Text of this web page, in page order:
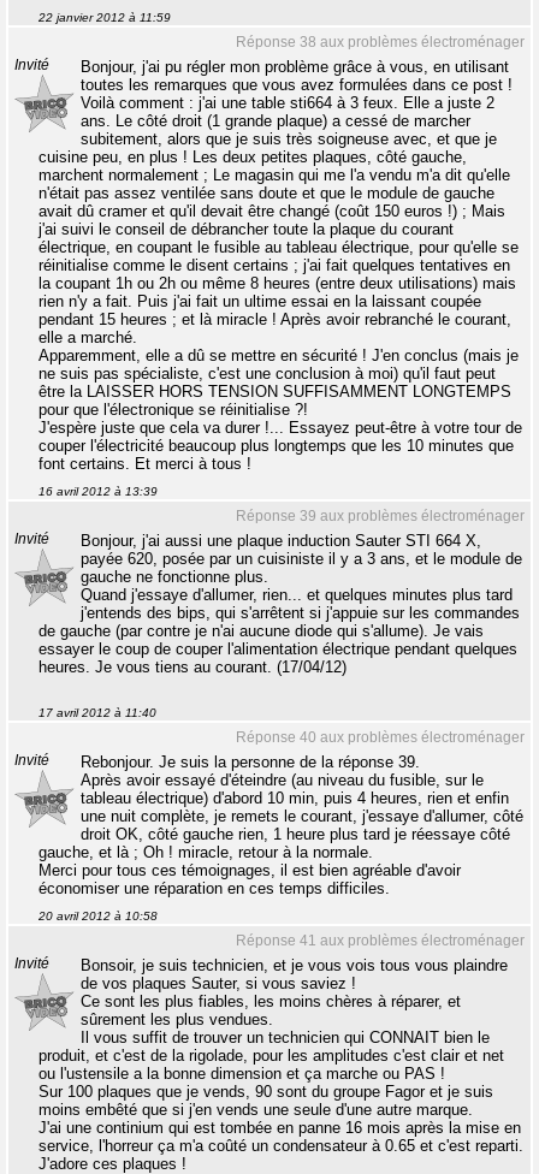
22 janvier 2012 à 11:59
Réponse 38 aux problèmes électroménager
Invité
Bonjour, j'ai pu régler mon problème grâce à vous, en utilisant
toutes les remarques que vous avez formulées dans ce post !
Voilà comment : j'ai une table sti664 à 3 feux. Elle a juste 2
ans. Le côté droit (1 grande plaque) a cessé de marcher
subitement, alors que je suis très soigneuse avec, et que je
cuisine peu, en plus ! Les deux petites plaques, côté gauche,
marchent normalement ; Le magasin qui me l'a vendu m'a dit qu'elle
n'était pas assez ventilée sans doute et que le module de gauche
avait dû cramer et qu'il devait être changé (coût 150 euros !) ; Mais
j'ai suivi le conseil de débrancher toute la plaque du courant
électrique, en coupant le fusible au tableau électrique, pour qu'elle se
réinitialise comme le disent certains ; j'ai fait quelques tentatives en
la coupant 1h ou 2h ou même 8 heures (entre deux utilisations) mais
rien n'y a fait. Puis j'ai fait un ultime essai en la laissant coupée
pendant 15 heures ; et là miracle ! Après avoir rebranché le courant,
elle a marché.
Apparemment, elle a dû se mettre en sécurité ! J'en conclus (mais je
ne suis pas spécialiste, c'est une conclusion à moi) qu'il faut peut
être la LAISSER HORS TENSION SUFFISAMMENT LONGTEMPS
pour que l'électronique se réinitialise ?!
J'espère juste que cela va durer !... Essayez peut-être à votre tour de
couper l'électricité beaucoup plus longtemps que les 10 minutes que
font certains. Et merci à tous !
16 avril 2012 à 13:39
Réponse 39 aux problèmes électroménager
Invité
Bonjour, j'ai aussi une plaque induction Sauter STI 664 X,
payée 620, posée par un cuisiniste il y a 3 ans, et le module de
gauche ne fonctionne plus.
Quand j'essaye d'allumer, rien... et quelques minutes plus tard
j'entends des bips, qui s'arrêtent si j'appuie sur les commandes
de gauche (par contre je n'ai aucune diode qui s'allume). Je vais
essayer le coup de couper l'alimentation électrique pendant quelques
heures. Je vous tiens au courant. (17/04/12)
17 avril 2012 à 11:40
Réponse 40 aux problèmes électroménager
Invité
Rebonjour. Je suis la personne de la réponse 39.
Après avoir essayé d'éteindre (au niveau du fusible, sur le
tableau électrique) d'abord 10 min, puis 4 heures, rien et enfin
une nuit complète, je remets le courant, j'essaye d'allumer, côté
droit OK, côté gauche rien, 1 heure plus tard je réessaye côté
gauche, et là ; Oh ! miracle, retour à la normale.
Merci pour tous ces témoignages, il est bien agréable d'avoir
économiser une réparation en ces temps difficiles.
20 avril 2012 à 10:58
Réponse 41 aux problèmes électroménager
Invité
Bonsoir, je suis technicien, et je vous vois tous vous plaindre
de vos plaques Sauter, si vous saviez !
Ce sont les plus fiables, les moins chères à réparer, et
sûrement les plus vendues.
Il vous suffit de trouver un technicien qui CONNAIT bien le
produit, et c'est de la rigolade, pour les amplitudes c'est clair et net
ou l'ustensile a la bonne dimension et ça marche ou PAS !
Sur 100 plaques que je vends, 90 sont du groupe Fagor et je suis
moins embêté que si j'en vends une seule d'une autre marque.
J'ai une continium qui est tombée en panne 16 mois après la mise en
service, l'horreur ça m'a coûté un condensateur à 0.65 et c'est reparti.
J'adore ces plaques !